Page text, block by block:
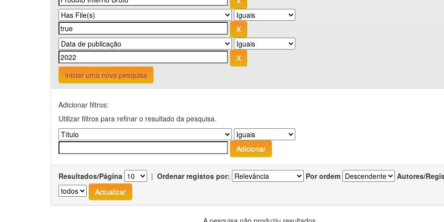
Iniciar uma nova pesquisa
Adicionar filtros:
Utilizar filtros para refinar o resultado da pesquisa.
Resultados/Página | Ordenar registos por: Por ordem Autores/